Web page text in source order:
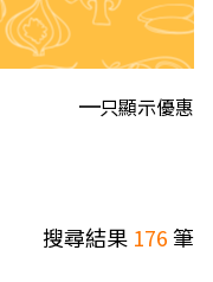
只顯示優惠
搜尋結果 176筆